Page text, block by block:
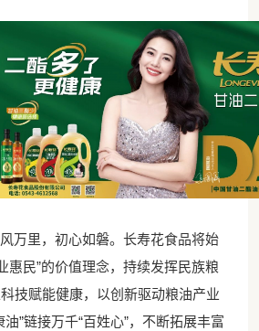
万里，初心如磐。长寿花食品将始
惠民”的价值理念，持续发挥民族粮
技赋能健康，以创新驱动粮油产业
”链接万千“百姓心”，不断拓展丰富